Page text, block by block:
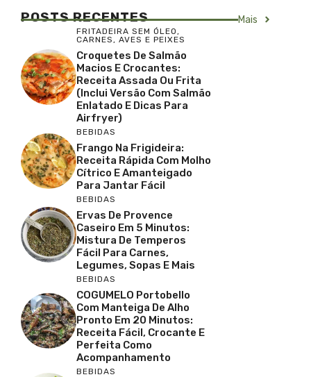
POSTS RECENTES Mais
FRITADEIRA SEM ÓLEO ,
CARNES, AVES E PEIXES
Croquetes De Salmão
Macios E Crocantes:
Receita Assada Ou Frita
(inclui Versão Com Salmão
Enlatado E Dicas Para
Airfryer)
BEBIDAS
Frango Na Frigideira:
Receita Rápida Com Molho
Cítrico E Amanteigado
Para Jantar Fácil
BEBIDAS
Ervas De Provence
Caseiro Em 5 Minutos:
Mistura De Temperos
Fácil Para Carnes,
Legumes, Sopas E Mais
BEBIDAS
COGUMELO Portobello
Com Manteiga De Alho
Pronto Em 20 Minutos:
Receita Fácil, Crocante E
Perfeita Como
Acompanhamento
BEBIDAS